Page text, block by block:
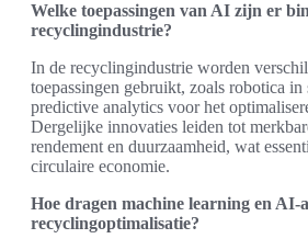
Welke toepassingen van AI zijn er
recyclingindustrie?
In de recyclingindustrie worden
toepassingen gebruikt, zoals robotica in
predictive analytics voor het
Dergelijke innovaties leiden tot
rendement en duurzaamheid, wat
circulaire economie.
Hoe dragen machine learning en AI-
recyclingoptimalisatie?